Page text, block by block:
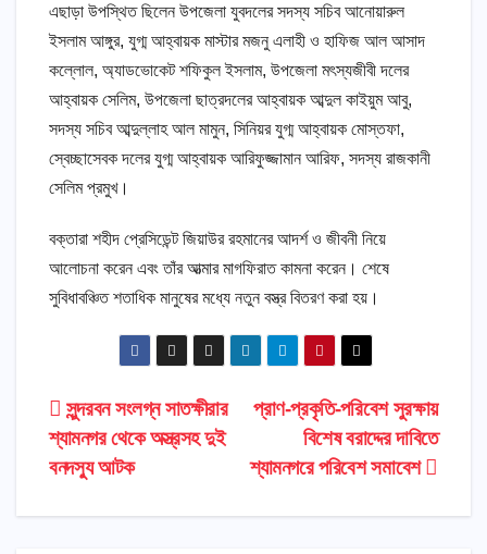
এছাড়া উপস্থিত ছিলেন উপজেলা যুবদলের সদস্য সচিব আনোয়ারুল
ইসলাম আঙ্গুর, যুগ্ম আহ্বায়ক মাস্টার মজনু এলাহী ও হাফিজ আল আসাদ
কল্লোল, অ্যাডভোকেট শফিকুল ইসলাম, উপজেলা মৎস্যজীবী দলের
আহ্বায়ক সেলিম, উপজেলা ছাত্রদলের আহ্বায়ক আব্দুল কাইয়ুম আবু,
সদস্য সচিব আব্দুল্লাহ আল মামুন, সিনিয়র যুগ্ম আহ্বায়ক মোস্তফা,
স্বেচ্ছাসেবক দলের যুগ্ম আহ্বায়ক আরিফুজ্জামান আরিফ, সদস্য রাজকানী
সেলিম প্রমুখ।
বক্তারা শহীদ প্রেসিডেন্ট জিয়াউর রহমানের আদর্শ ও জীবনী নিয়ে
আলোচনা করেন এবং তাঁর আত্মার মাগফিরাত কামনা করেন। শেষে
সুবিধাবঞ্চিত শতাধিক মানুষের মধ্যে নতুন বস্ত্র বিতরণ করা হয়।
Post
navigation
প্রাণ-প্রকৃতি-পরিবেশ সুরক্ষায়
বিশেষ বরাদ্দের দাবিতে
শ্যামনগরে পরিবেশ সমাবেশ
সুন্দরবন সংলগ্ন সাতক্ষীরার
শ্যামনগর থেকে অস্ত্রসহ দুই
বনদস্যু আটক